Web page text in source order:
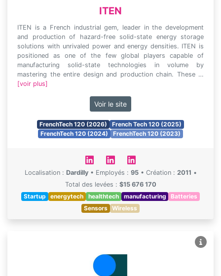
ITEN
ITEN is a French industrial gem, leader in the development
and production of hazard-free solid-state energy storage
solutions with unrivaled power and energy densities. ITEN is
positioned as one of the few global players capable of
manufacturing solid-state technologies in volume by
mastering the entire design and production chain. These …
[voir plus]
Voir le site
FrenchTech 120 (2026)
French Tech 120 (2025)
FrenchTech 120 (2024)
FrenchTech 120 (2023)
Localisation : Dardilly • Employés : 95 • Création : 2011 •
Total des levées : $15 676 170
Startup
energytech healthtech manufacturing
Batteries
Sensors
Wireless